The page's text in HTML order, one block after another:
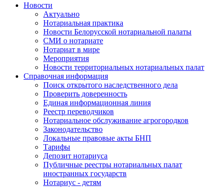
Новости
Актуально
Нотариальная практика
Новости Белорусской нотариальной палаты
СМИ о нотариате
Нотариат в мире
Мероприятия
Новости территориальных нотариальных палат
Справочная информация
Поиск открытого наследственного дела
Проверить доверенность
Единая информационная линия
Реестр переводчиков
Нотариальное обслуживание агрогородков
Законодательство
Локальные правовые акты БНП
Тарифы
Депозит нотариуса
Публичные реестры нотариальных палат
иностранных государств
Нотариус - детям